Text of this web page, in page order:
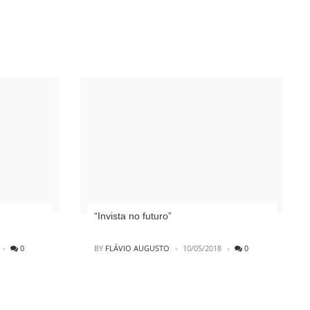
0
“Invista no futuro”
POSTED
BY FLÁVIO AUGUSTO 10/05/2018 0